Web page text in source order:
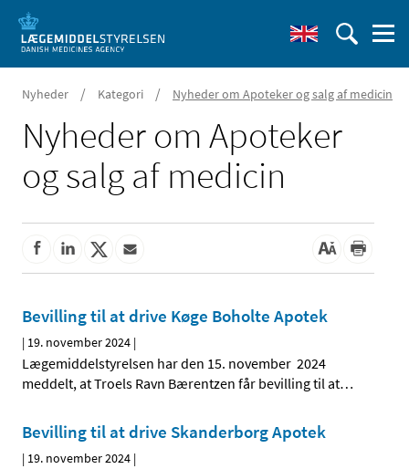
Nyheder / Kategori / Nyheder om Apoteker og salg af medicin
Nyheder om Apoteker
og salg af medicin
Bevilling til at drive Køge Boholte Apotek
| 19. november 2024 |
Lægemiddelstyrelsen har den 15. november 2024
meddelt, at Troels Ravn Bærentzen får bevilling til at…
Bevilling til at drive Skanderborg Apotek
| 19. november 2024 |